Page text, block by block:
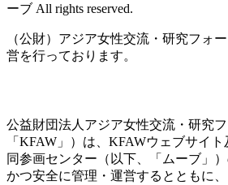
ーブ All rights reserved.
（公財）アジア女性交流・研究フォ
営を行っております。
公益財団法人アジア女性交流・研究フ
「KFAW」）は、KFAWウェブサイ
同参画センター（以下、「ムーブ」
かつ安全に管理・運営するとともに